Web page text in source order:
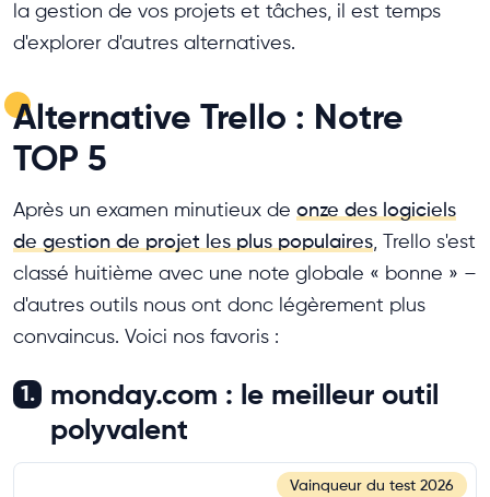
la gestion de vos projets et tâches, il est temps
d'explorer d'autres alternatives.
Alternative Trello : Notre
TOP 5
Après un examen minutieux de onze des logiciels
de gestion de projet les plus populaires, Trello s'est
classé huitième avec une note globale « bonne » –
d'autres outils nous ont donc légèrement plus
convaincus. Voici nos favoris :
1.
monday.com : le meilleur outil
polyvalent
Vainqueur du test 2026